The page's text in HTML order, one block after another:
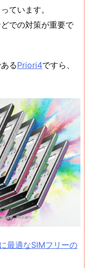
ています。
での対策が重要で
るPriori4ですら、
最適なSIMフリーの